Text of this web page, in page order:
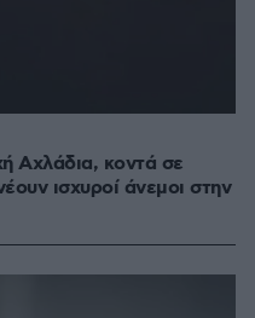
Αχλάδια, κοντά σε
ισχυροί άνεμοι στην